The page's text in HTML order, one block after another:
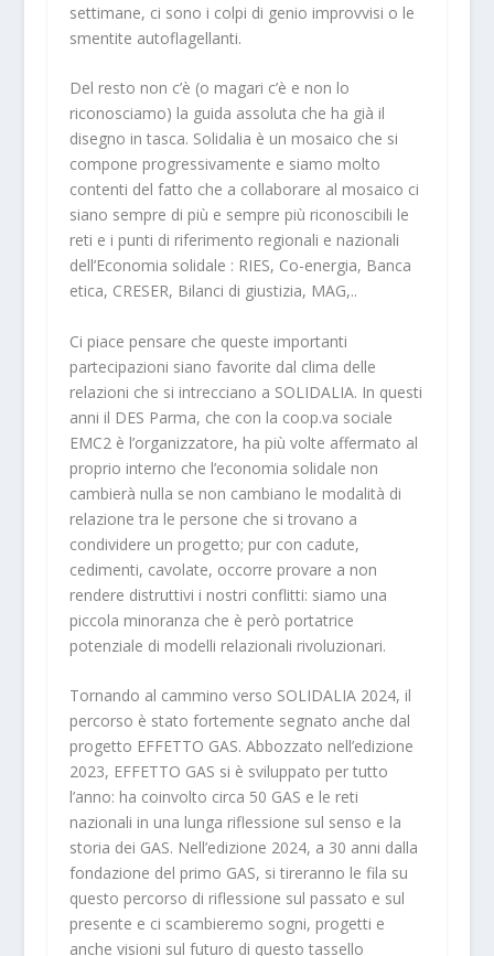
settimane, ci sono i colpi di genio improvvisi o le
smentite autoflagellanti.
Del resto non c’è (o magari c’è e non lo
riconosciamo) la guida assoluta che ha già il
disegno in tasca. Solidalia è un mosaico che si
compone progressivamente e siamo molto
contenti del fatto che a collaborare al mosaico ci
siano sempre di più e sempre più riconoscibili le
reti e i punti di riferimento regionali e nazionali
dell’Economia solidale : RIES, Co-energia, Banca
etica, CRESER, Bilanci di giustizia, MAG,..
Ci piace pensare che queste importanti
partecipazioni siano favorite dal clima delle
relazioni che si intrecciano a SOLIDALIA. In questi
anni il DES Parma, che con la coop.va sociale
EMC2 è l’organizzatore, ha più volte affermato al
proprio interno che l’economia solidale non
cambierà nulla se non cambiano le modalità di
relazione tra le persone che si trovano a
condividere un progetto; pur con cadute,
cedimenti, cavolate, occorre provare a non
rendere distruttivi i nostri conflitti: siamo una
piccola minoranza che è però portatrice
potenziale di modelli relazionali rivoluzionari.
Tornando al cammino verso SOLIDALIA 2024, il
percorso è stato fortemente segnato anche dal
progetto EFFETTO GAS. Abbozzato nell’edizione
2023, EFFETTO GAS si è sviluppato per tutto
l’anno: ha coinvolto circa 50 GAS e le reti
nazionali in una lunga riflessione sul senso e la
storia dei GAS. Nell’edizione 2024, a 30 anni dalla
fondazione del primo GAS, si tireranno le fila su
questo percorso di riflessione sul passato e sul
presente e ci scambieremo sogni, progetti e
anche visioni sul futuro di questo tassello